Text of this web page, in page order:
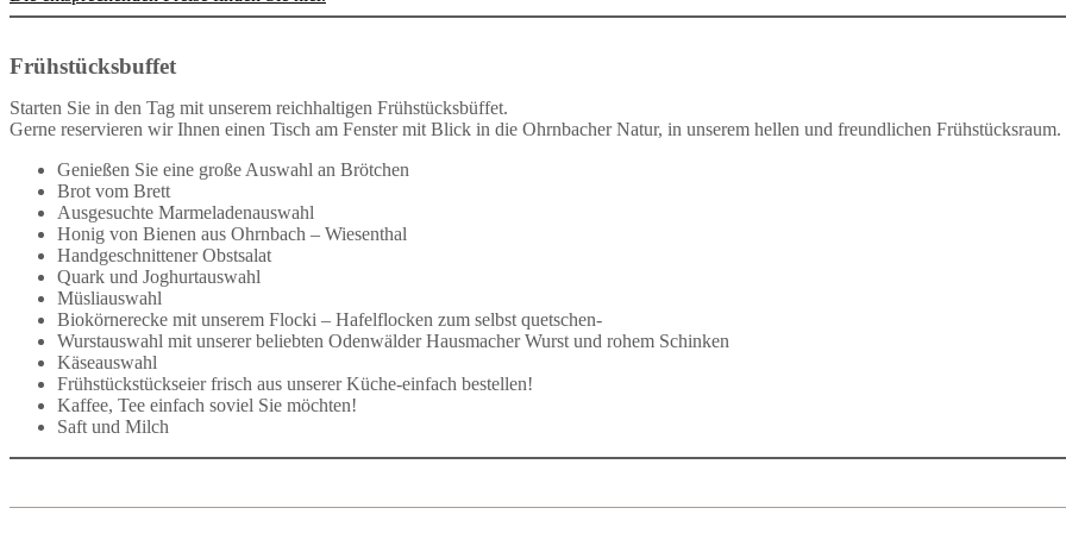
Frühstücksbuffet
Starten Sie in den Tag mit unserem reichhaltigen Frühstücksbüffet.
Gerne reservieren wir Ihnen einen Tisch am Fenster mit Blick in die Ohrnbacher Natur, in unserem hellen und freundlichen Frühstücksraum.
Genießen Sie eine große Auswahl an Brötchen
Brot vom Brett
Ausgesuchte Marmeladenauswahl
Honig von Bienen aus Ohrnbach – Wiesenthal
Handgeschnittener Obstsalat
Quark und Joghurtauswahl
Müsliauswahl
Biokörnerecke mit unserem Flocki – Hafelflocken zum selbst quetschen-
Wurstauswahl mit unserer beliebten Odenwälder Hausmacher Wurst und rohem Schinken
Käseauswahl
Frühstückstückseier frisch aus unserer Küche-einfach bestellen!
Kaffee, Tee einfach soviel Sie möchten!
Saft und Milch